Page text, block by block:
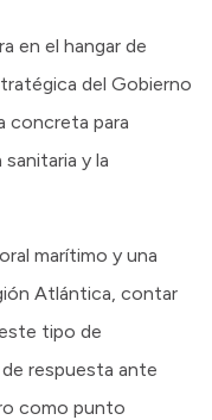
en el hangar de
del Gobierno
concreta para
y la
marítimo y una
Atlántica, contar
tipo de
respuesta ante
como punto